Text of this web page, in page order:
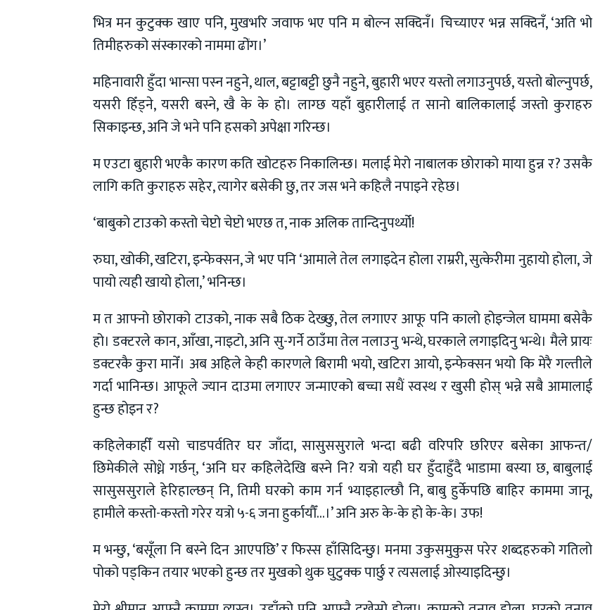
भित्र मन कुटुक्क खाए पनि, मुखभरि जवाफ भए पनि म बोल्न सक्दिनँ। चिच्याएर भन्न सक्दिनँ, ‘अति भो
तिमीहरुको संस्कारको नाममा ढोंंग।’
महिनावारी हुँदा भान्सा पस्न नहुने, थाल, बट्टाबट्टी छुनै नहुने, बुहारी भएर यस्तो लगाउनुपर्छ, यस्तो बोल्नुपर्छ,
यसरी हिँड्ने, यसरी बस्ने, खै के के हो। लाग्छ यहाँ बुहारीलाई त सानो बालिकालाई जस्तो कुराहरु
सिकाइन्छ, अनि जे भने पनि हसको अपेक्षा गरिन्छ।
म एउटा बुहारी भएकै कारण कति खोटहरु निकालिन्छ। मलाई मेरो नाबालक छोराको माया हुन्न र? उसकै
लागि कति कुराहरु सहेर, त्यागेर बसेकी छु, तर जस भने कहिलै नपाइने रहेछ।
‘बाबुको टाउको कस्तो चेप्टो चेप्टो भएछ त, नाक अलिक तान्दिनुपर्थ्यो!
रुघा, खोकी, खटिरा, इन्फेक्सन, जे भए पनि ‘आमाले तेल लगाइदेन होला राम्ररी, सुत्केरीमा नुहायो होला, जे
पायो त्यही खायो होला,’ भनिन्छ।
म त आफ्नो छोराको टाउको, नाक सबै ठिक देख्छु, तेल लगाएर आफू पनि कालो होइन्जेल घाममा बसेकै
हो। डक्टरले कान, आँखा, नाइटो, अनि सु-गर्ने ठाउँमा तेल नलाउनु भन्थे, घरकाले लगाइदिनु भन्थे। मैले प्रायः
डक्टरकै कुरा मानेँ। अब अहिले केही कारणले बिरामी भयो, खटिरा आयो, इन्फेक्सन भयो कि मेरै गल्तीले
गर्दा भानिन्छ। आफूले ज्यान दाउमा लगाएर जन्माएको बच्चा सधैं स्वस्थ र खुसी होस् भन्ने सबै आमालाई
हुन्छ होइन र?
कहिलेकाहीँ यसो चाडपर्वतिर घर जाँदा, सासुससुराले भन्दा बढी वरिपरि छरिएर बसेका आफन्त/
छिमेकीले सोध्ने गर्छन्, ‘अनि घर कहिलेदेखि बस्ने नि? यत्रो यही घर हुँदाहुँदै भाडामा बस्या छ, बाबुलाई
सासुससुराले हेरिहाल्छन् नि, तिमी घरको काम गर्न भ्याइहाल्छौ नि, बाबु हुर्केपछि बाहिर काममा जानू,
हामीले कस्तो-कस्तो गरेर यत्रो ५-६ जना हुर्कायौँ…।’ अनि अरु के-के हो के-के। उफ!
म भन्छु, ‘बसूँला नि बस्ने दिन आएपछि’ र फिस्स हाँसिदिन्छु। मनमा उकुसमुकुस परेर शब्दहरुको गतिलो
पोको पड्किन तयार भएको हुन्छ तर मुखको थुक घुटुक्क पार्छु र त्यसलाई ओस्याइदिन्छु।